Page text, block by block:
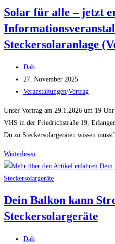
Mai
Solar für alle – jetzt
Steckersolaranlage
Beitrags-
Autor:
Dali
Beitrag
veröffentlicht:
27. November 2025
Beitrags-
Veranstaltungen/Vortrag
Unser Vortrag am 29.1.2026 um 19
VHS in der Friedrichstraße 19,
Du zu Steckersolargeräten wissen
Weiterlesen
für
alle
jetzt
erst
Dein Balkon kann
Steckersolargeräte
Beitrags-
Dali